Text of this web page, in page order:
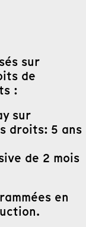
sur
de
:
sur
droits: 5 ans
de 2 mois
en